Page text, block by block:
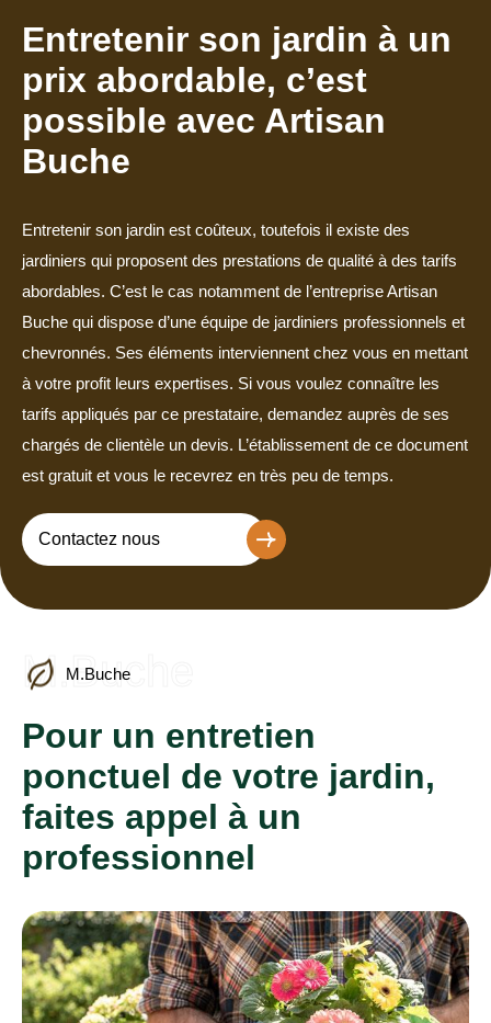
Entretenir son jardin à un
prix abordable, c’est
possible avec Artisan
Buche
Entretenir son jardin est coûteux, toutefois il existe des
jardiniers qui proposent des prestations de qualité à des tarifs
abordables. C’est le cas notamment de l’entreprise Artisan
Buche qui dispose d’une équipe de jardiniers professionnels et
chevronnés. Ses éléments interviennent chez vous en mettant
à votre profit leurs expertises. Si vous voulez connaître les
tarifs appliqués par ce prestataire, demandez auprès de ses
chargés de clientèle un devis. L’établissement de ce document
est gratuit et vous le recevrez en très peu de temps.
Contactez nous
M.Buche
M.Buche
Pour un entretien
ponctuel de votre jardin,
faites appel à un
professionnel